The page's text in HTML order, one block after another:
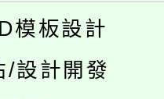
模板設計
設計開發